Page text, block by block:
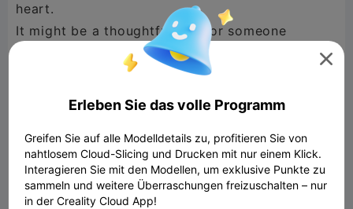
heart.
It might be a thoughtful gift for someone
special who is close to your heart!
This bunny will be a good choice not only for
Easter, but also for birthdays, anniversaries,

Erleben Sie das volle Programm
Greifen Sie auf alle Modelldetails zu, profitieren Sie von
nahtlosem Cloud-Slicing und Drucken mit nur einem Klick.
Interagieren Sie mit den Modellen, um exklusive Punkte zu
sammeln und weitere Überraschungen freizuschalten – nur
in der Creality Cloud App!